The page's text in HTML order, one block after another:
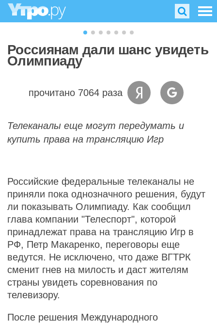
Россиянам дали шанс увидеть
Олимпиаду
прочитано 7064 раза
Телеканалы еще могут передумать и
купить права на трансляцию Игр
Российские федеральные телеканалы не
приняли пока однозначного решения, будут
ли показывать Олимпиаду. Как сообщил
глава компании "Телеспорт", которой
принадлежат права на трансляцию Игр в
РФ, Петр Макаренко, переговоры еще
ведутся. Не исключено, что даже ВГТРК
сменит гнев на милость и даст жителям
страны увидеть соревнования по
телевизору.
После решения Международного